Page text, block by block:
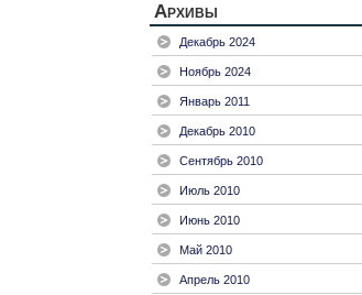
Архивы
Декабрь 2024
Ноябрь 2024
Январь 2011
Декабрь 2010
Сентябрь 2010
Июль 2010
Июнь 2010
Май 2010
Апрель 2010